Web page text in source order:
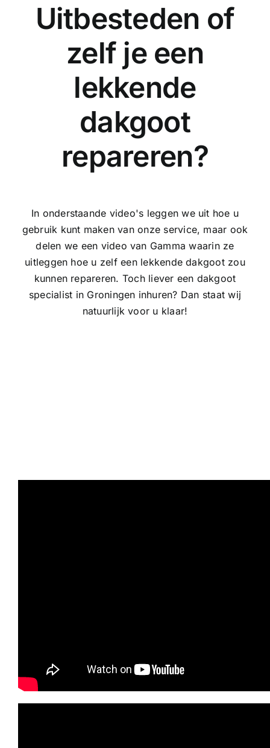
Uitbesteden of
zelf je een
lekkende
dakgoot
repareren?
In onderstaande video's leggen we uit hoe u
gebruik kunt maken van onze service, maar ook
delen we een video van Gamma waarin ze
uitleggen hoe u zelf een lekkende dakgoot zou
kunnen repareren. Toch liever een dakgoot
specialist in Groningen inhuren? Dan staat wij
natuurlijk voor u klaar!